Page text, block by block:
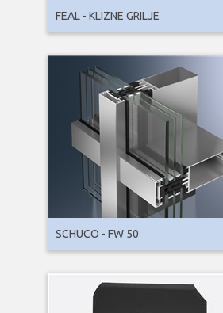
FEAL - KLIZNE GRILJE
SCHUCO - FW 50